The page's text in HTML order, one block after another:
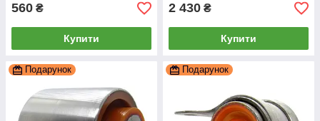
560 ₴
Купити
2 430 ₴
Купити
Подарунок Подарунок